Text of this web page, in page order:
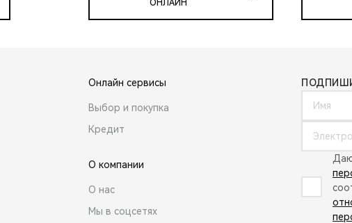
ОНЛАЙН
Онлайн сервисы
Выбор и покупка
Кредит
О компании
О нас
Мы в соцсетях